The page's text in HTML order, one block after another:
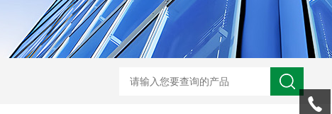
WRN-530直角弯头热电偶 WRNK-231D炉管刀刃热电